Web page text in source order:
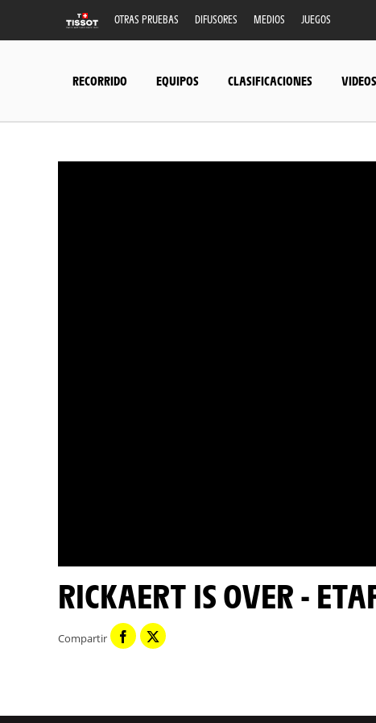
OTRAS PRUEBAS DIFUSORES MEDIOS JUEGOS
RECORRIDO EQUIPOS CLASIFICACIONES VIDEOS
RICKAERT IS OVER -
Compartir